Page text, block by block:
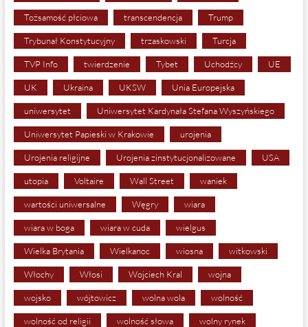
Tożsamość płciowa transcendencja Trump
Trybunał Konstytucyjny trzaskowski Turcja
TVP Info twierdzenie Tybet Uchodźcy UE
UK Ukraina UKSW Unia Europejska
uniwersytet Uniwersytet Kardynała Stefana Wyszyńskiego
Uniwersytet Papieski w Krakowie urojenia
Urojenia religijne Urojenia zinstytucjonalizowane USA
utopia Voltaire Wall Street waniek
wartości uniwersalne Węgry wiara
wiara w boga wiara w cuda wielgus
Wielka Brytania Wielkanoc wiosna witkowski
Włochy Włosi Wojciech Kral wojna
wojsko wójtowicz wolna wola wolność
wolność od religii wolność słowa wolny rynek